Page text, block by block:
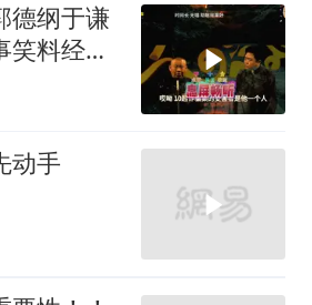
德纲于谦
笑料经典
动手